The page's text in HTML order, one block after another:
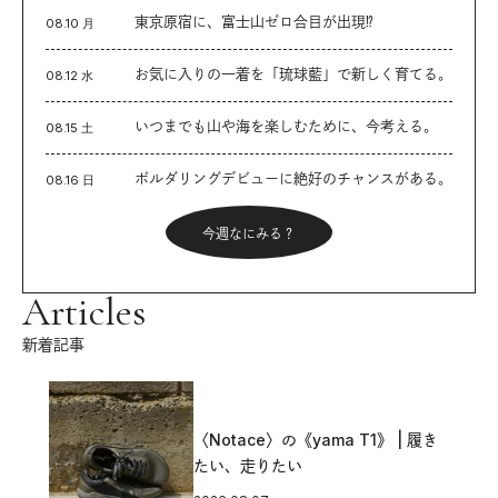
08.10 月 東京原宿に、富士山ゼロ合目が出現⁉︎
08.12 水 お気に入りの一着を「琉球藍」で新しく育てる。
08.15 土 いつまでも山や海を楽しむために、今考える。
08.16 日 ボルダリングデビューに絶好のチャンスがある。
今週なにみる？
Articles
新着記事
〈Notace〉の《yama T1》 | 履き
たい、走りたい